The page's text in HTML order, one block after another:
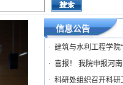
信息公告
· 建筑与水利工程学
· 喜报！ 我院申报河
· 科研处组织召开科